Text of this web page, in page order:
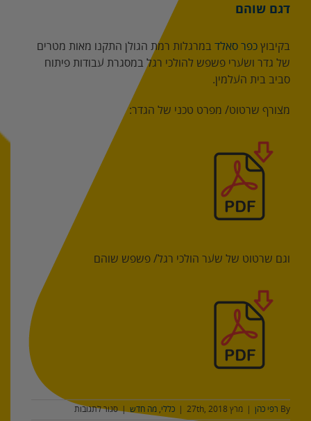
דגם שוהם
בקיבוץ כפר סאלד במרגלות רמת הגולן התקנו מאות מטרים
של גדר ושערי פשפש להולכי רגל במסגרת עבודות פיתוח
סביב בית העלמין.
מצורף שרטוט/ מפרט טכני של הגדר:
וגם שרטוט של שער הולכי רגל/ פשפש שוהם
By רפי כהן מרץ 27th, 2018 כללי, מה חדש | סגור לתגובות